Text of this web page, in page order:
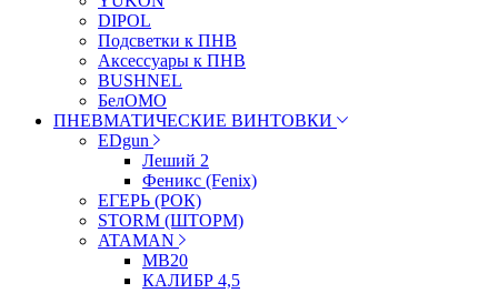
DIPOL
Подсветки к ПНВ
Аксессуары к ПНВ
BUSHNEL
БелОМО
ПНЕВМАТИЧЕСКИЕ ВИНТОВКИ
EDgun
Леший 2
Феникс (Fenix)
ЕГЕРЬ (РОК)
STORM (ШТОРМ)
ATAMAN
МВ20
КАЛИБР 4,5